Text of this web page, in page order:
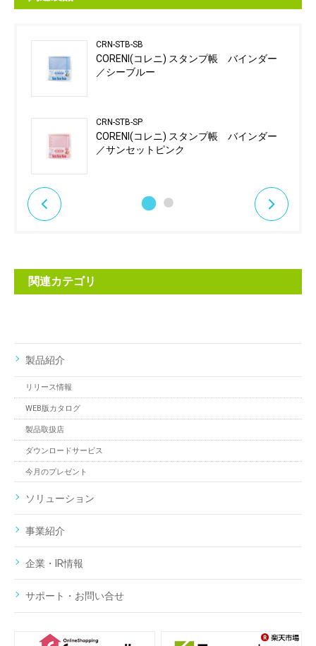
CRN-STB-SB
CORENI(コレニ) スタンプ帳 バインダー
／シーブルー
CRN-STB-SP
CORENI(コレニ) スタンプ帳 バインダー
／サンセットピンク
関連カテゴリ
製品紹介
リリース情報
WEB版カタログ
製品取扱店
ダウンロードサービス
今月のプレゼント
ソリューション
事業紹介
企業・IR情報
サポート・お問い合せ